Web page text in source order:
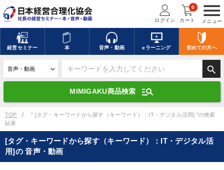
menu
メニュー
ログイン カート
0
経営セミナー 本 音声・動画 eラーニング 初めての方へ
search
MIMIGAKU商品検索 manage_search
キーワードを入力して探す
デジタル版対応のみ検索結果に表示する
search 上記の条件で検索
mic 講演収録物を探す
TOP
" [タグ・キーワードから探す（キーワード）：IT・デジタル活用] "の検索
結果
[タグ・キーワードから探す（キーワード）：IT・デジタル活
用]の 音声・動画